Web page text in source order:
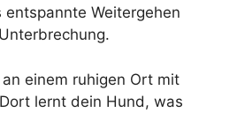
entspannte Weitergehen
einem ruhigen Ort mit
lernt dein Hund, was